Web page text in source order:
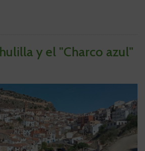
y el "Charco azul"